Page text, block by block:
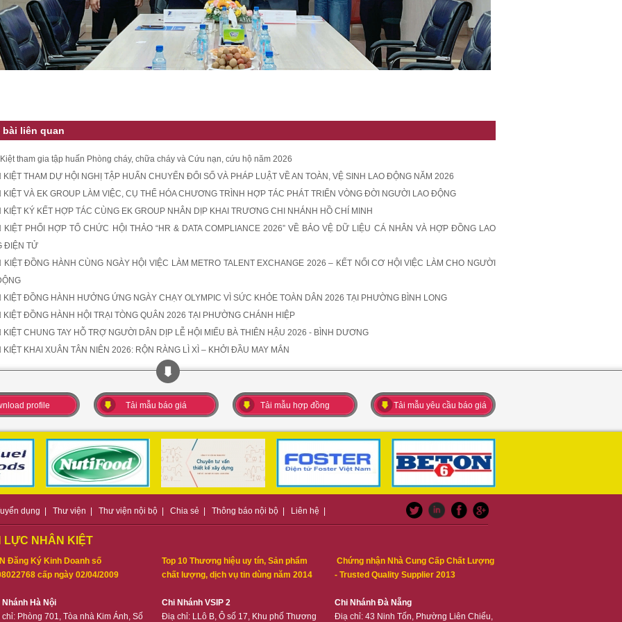
bài liên quan
tham gia tập huấn Phòng cháy, chữa cháy và Cứu nạn, cứu hộ năm 2026
KIỆT THAM DỰ HỘI NGHỊ TẬP HUẤN CHUYỂN ĐỔI SỐ VÀ PHÁP LUẬT VỀ AN TOÀN, VỆ SINH LAO ĐỘNG NĂM 2026
KIỆT VÀ EK GROUP LÀM VIỆC, CỤ THỂ HÓA CHƯƠNG TRÌNH HỢP TÁC PHÁT TRIỂN VÒNG ĐỜI NGƯỜI LAO ĐỘNG
KIỆT KÝ KẾT HỢP TÁC CÙNG EK GROUP NHÂN DỊP KHAI TRƯƠNG CHI NHÁNH HỒ CHÍ MINH
KIỆT PHỐI HỢP TỔ CHỨC HỘI THẢO “HR & DATA COMPLIANCE 2026” VỀ BẢO VỆ DỮ LIỆU CÁ NHÂN VÀ HỢP ĐỒNG LAO
ĐIỆN TỬ
KIỆT ĐỒNG HÀNH CÙNG NGÀY HỘI VIỆC LÀM METRO TALENT EXCHANGE 2026 – KẾT NỐI CƠ HỘI VIỆC LÀM CHO NGƯỜI
KIỆT ĐỒNG HÀNH HƯỞNG ỨNG NGÀY CHẠY OLYMPIC VÌ SỨC KHỎE TOÀN DÂN 2026 TẠI PHƯỜNG BÌNH LONG
KIỆT ĐỒNG HÀNH HỘI TRẠI TÒNG QUÂN 2026 TẠI PHƯỜNG CHÁNH HIỆP
KIỆT CHUNG TAY HỖ TRỢ NGƯỜI DÂN DỊP LỄ HỘI MIẾU BÀ THIÊN HẬU 2026 - BÌNH DƯƠNG
KIỆT KHAI XUÂN TÂN NIÊN 2026: RỘN RÀNG LÌ XÌ – KHỞI ĐẦU MAY MẮN
profile Tải mẫu báo giá Tải mẫu hợp đồng Tải mẫu yêu cầu báo giá
dụng Thư viện Thư viện nội bộ Chia sẻ Thông báo nội bộ Liên hệ
LỰC NHÂN KIỆT
Đăng Ký Kinh Doanh số
cấp ngày 02/04/2009
Nhánh Hà Nội
Phòng 701, Tòa nhà Kim Ánh, Số
Top 10 Thương hiệu uy tín, Sản phẩm
chất lượng, dịch vụ tin dùng năm 2014
Chi Nhánh VSIP 2
Điạ chỉ: LLô B, Ô số 17, Khu phố Thương
Chứng nhận Nhà Cung Cấp Chất Lượng
- Trusted Quality Supplier 2013
Chi Nhánh Đà Nẵng
Điạ chỉ: 43 Ninh Tốn, Phường Liên Chiểu,